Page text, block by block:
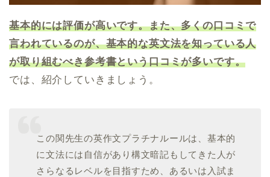
基本的には評価が高いです。また、多くの口コミで
言われているのが、基本的な英文法を知っている人
が取り組むべき参考書という口コミが多いです。
では、紹介していきましょう。
この関先生の英作文プラチナルールは、基本的
に文法には自信があり構文暗記もしてきた人が
さらなるレベルを目指すため、あるいは入試ま